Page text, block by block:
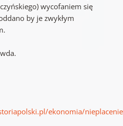
wycofaniem się
by je zwykłym
ekonomia/